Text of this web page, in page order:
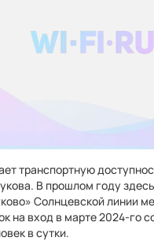
транспортную
В прошлом году
Солнцевской линии
на вход в марте 2024-го
в сутки.